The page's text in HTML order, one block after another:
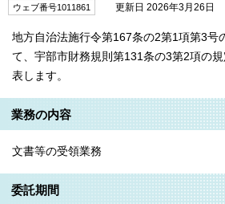
ウェブ番号1011861 更新日 2026年3月26日
地方自治法施行令第167条の2第1項第3号
て、宇部市財務規則第131条の3第2項の
表します。
業務の内容
文書等の受領業務
委託期間